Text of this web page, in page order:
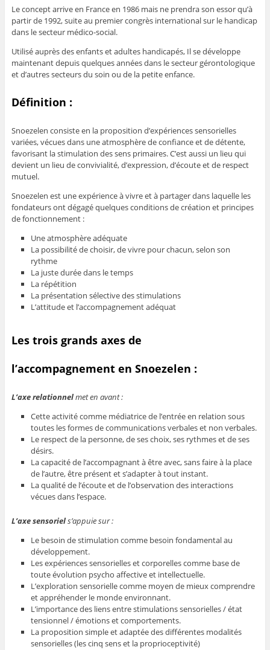
Le concept arrive en France en 1986 mais ne prendra son essor qu’à
partir de 1992, suite au premier congrès international sur le handicap
dans le secteur médico-social.
Utilisé auprès des enfants et adultes handicapés, Il se développe
maintenant depuis quelques années dans le secteur gérontologique
et d’autres secteurs du soin ou de la petite enfance.
Définition :
Snoezelen consiste en la proposition d’expériences sensorielles
variées, vécues dans une atmosphère de confiance et de détente,
favorisant la stimulation des sens primaires. C’est aussi un lieu qui
devient un lieu de convivialité, d’expression, d’écoute et de respect
mutuel.
Snoezelen est une expérience à vivre et à partager dans laquelle les
fondateurs ont dégagé quelques conditions de création et principes
de fonctionnement :
Une atmosphère adéquate
La possibilité de choisir, de vivre pour chacun, selon son
rythme
La juste durée dans le temps
La répétition
La présentation sélective des stimulations
L’attitude et l’accompagnement adéquat
Les trois grands axes de
l’accompagnement en Snoezelen :
L’axe relationnelmet en avant :
Cette activité comme médiatrice de l’entrée en relation sous
toutes les formes de communications verbales et non verbales.
Le respect de la personne, de ses choix, ses rythmes et de ses
désirs.
La capacité de l’accompagnant à être avec, sans faire à la place
de l’autre, être présent et s’adapter à tout instant.
La qualité de l’écoute et de l’observation des interactions
vécues dans l’espace.
L’axe sensoriels’appuie sur :
Le besoin de stimulation comme besoin fondamental au
développement.
Les expériences sensorielles et corporelles comme base de
toute évolution psycho affective et intellectuelle.
L’exploration sensorielle comme moyen de mieux comprendre
et appréhender le monde environnant.
L’importance des liens entre stimulations sensorielles / état
tensionnel / émotions et comportements.
La proposition simple et adaptée des différentes modalités
sensorielles (les cinq sens et la proprioceptivité)